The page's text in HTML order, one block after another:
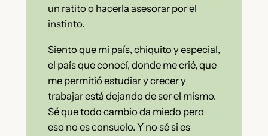
un ratito o hacerla asesorar por el
instinto.
Siento que mi país, chiquito y especial,
el país que conocí, donde me crié, que
me permitió estudiar y crecer y
trabajar está dejando de ser el mismo.
Sé que todo cambio da miedo pero
eso no es consuelo. Y no sé si es